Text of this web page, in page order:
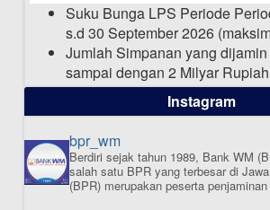
Suku Bunga LPS Periode
s.d 30 September 2026
Jumlah Simpanan yang
sampai dengan 2 Milyar
dalam satu bank
ISI APLIKASI SEKARANG
Instagram
bpr_wm
Berdiri sejak tahun 1989, Bank WM
salah satu BPR yang terbesar di
(BPR) merupakan peserta